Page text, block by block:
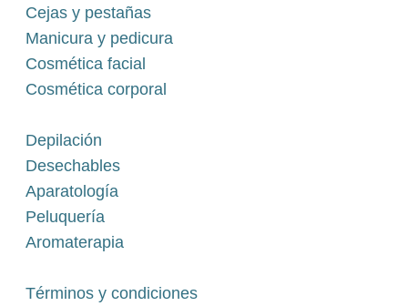
Cejas y pestañas
Manicura y pedicura
Cosmética facial
Cosmética corporal
Depilación
Desechables
Aparatología
Peluquería
Aromaterapia
Términos y condiciones